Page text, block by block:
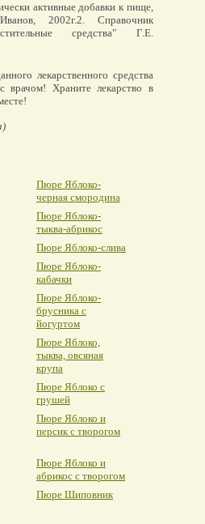
активные добавки к пище,
2002г.2. Справочник
средства" Г.Е.
лекарственного средства
с врачом! Храните лекарство в
Пюре Яблоко-
черная смородина
Пюре Яблоко-
тыква-абрикос
Пюре Яблоко-слива
Пюре Яблоко-
кабачки
Пюре Яблоко-
брусника с
йогуртом
Пюре Яблоко,
тыква, овсяная
крупа
Пюре Яблоко с
грушей
Пюре Яблоко и
персик с творогом
Пюре Яблоко и
абрикос с творогом
Пюре Шиповник